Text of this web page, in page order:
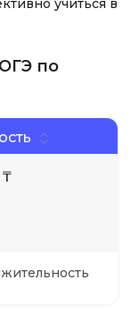
учиться в
по
₸